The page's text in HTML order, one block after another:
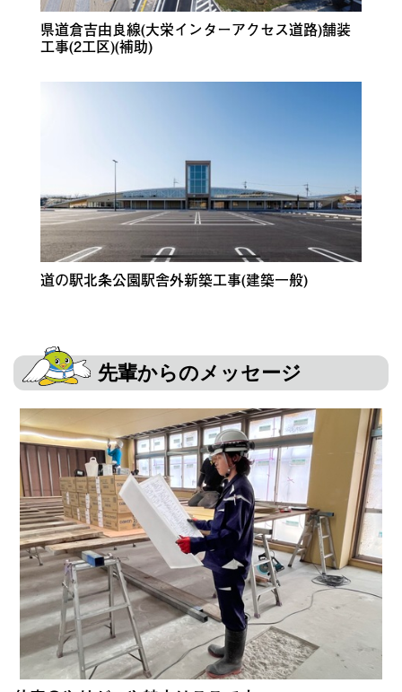
県道倉吉由良線(大栄インターアクセス道路)舗装
工事(2工区)(補助)
道の駅北条公園駅舎外新築工事(建築一般)
先輩からのメッセージ